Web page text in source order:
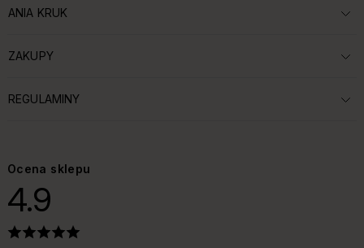
ROZWIŃ SEKCJĘ:
ANIA KRUK
ROZWIŃ SEKCJĘ:
ZAKUPY
ROZWIŃ SEKCJĘ:
REGULAMINY
Ocena sklepu
4.9